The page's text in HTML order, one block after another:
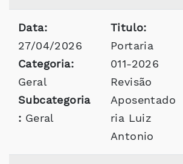
Data:
27/04/2026
Categoria:
Geral
Subcategoria
: Geral
Titulo:
Portaria
011-2026
Revisão
Aposentado
ria Luiz
Antonio